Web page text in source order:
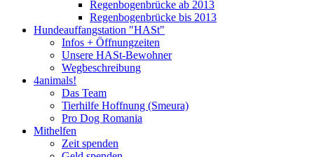
Regenbogenbrücke ab 2013
Regenbogenbrücke bis 2013
Hundeauffangstation "HASt"
Infos + Öffnungzeiten
Unsere HASt-Bewohner
Wegbeschreibung
4animals!
Das Team
Tierhilfe Hoffnung (Smeura)
Pro Dog Romania
Mithelfen
Zeit spenden